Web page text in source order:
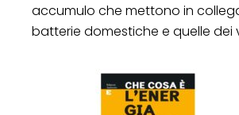
accumulo che mettono in
batterie domestiche e quelle dei